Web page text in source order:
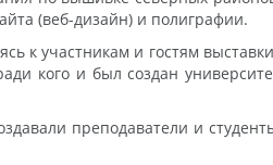
(веб-дизайн) и полиграфии.
участникам и гостям
кого и был создан
преподаватели и